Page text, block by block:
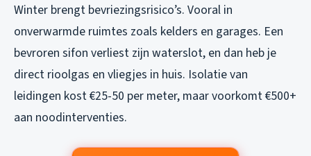
Winter brengt bevriezingsrisico’s. Vooral in
onverwarmde ruimtes zoals kelders en garages. Een
bevroren sifon verliest zijn waterslot, en dan heb je
direct rioolgas en vliegjes in huis. Isolatie van
leidingen kost €25-50 per meter, maar voorkomt €500+
aan noodinterventies.